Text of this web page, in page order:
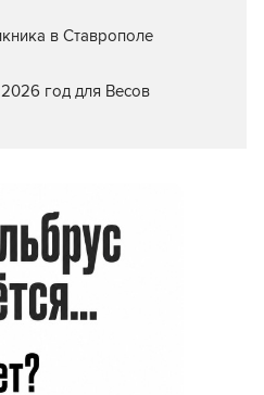
в Ставрополе
год для Весов